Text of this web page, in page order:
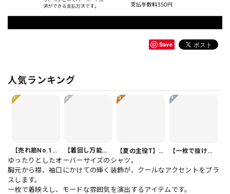
Save
人気ランキング
1
【売れ筋No.1】ボタンフロント バルーンシルエット ハーフ丈 パンツ 1color PT0407
2
【着回し万能】カジュアルクロップドパンツ PT0341
3
【夏の主役T】Vネック 半袖 アシンメトリー裾 ゆったり カットソー 1color T0508
4
【一枚で抜け感】オーバーサイズ 半袖 ドルマンスリーブ シャツ 1color PU0494
ゆったりとしたオーバーサイズのシャツ。
胸元から襟、袖口にかけての輝く装飾が、クールなアクセントをプラ
スします。
一枚で着映えし、モードな雰囲気を演出するアイテムです。